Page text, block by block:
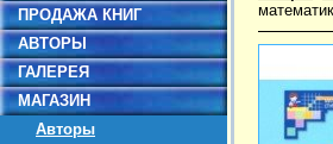
ПРОДАЖА КНИГ
АВТОРЫ
ГАЛЕРЕЯ
МАГАЗИН
Авторы